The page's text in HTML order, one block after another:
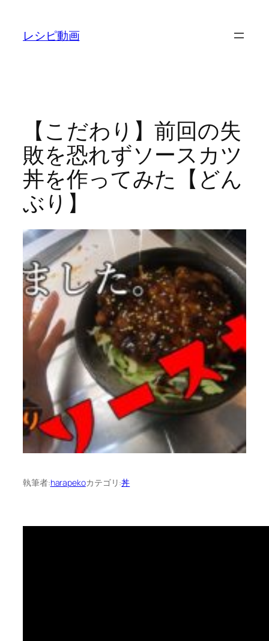
レシピ動画
【こだわり】前回の失
敗を恐れずソースカツ
丼を作ってみた【どん
ぶり】
執筆者:harapekoカテゴリ:丼